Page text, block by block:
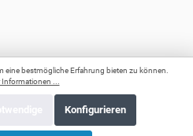
eine bestmögliche Erfahrung bieten zu können.
...
Konfigurieren